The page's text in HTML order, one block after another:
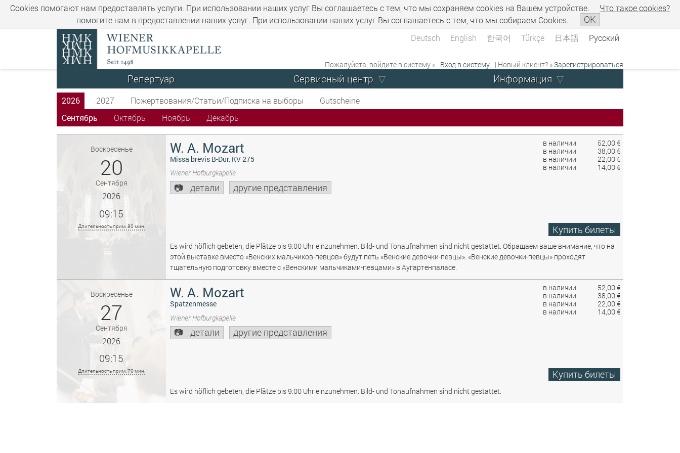
Cookies помогают нам предоставлять услуги. При использовании наших услуг Вы соглашаетесь с тем, что мы сохраняем сookies на Вашем устройстве.
Что такое сookies?
помогите нам в предоставлении наших услуг. При использовании наших услуг Вы соглашаетесь с тем, что мы собираем Cookies.
OK
Deutsch English 한국어 Türkçe 日本語 Русский
Пожалуйста, войдите в систему » Вход в систему | Новый клиент? »Зарегистрироваться
Репертуар Сервисный центр Информация
2026 2027 Пожертвования/Статьи/Подписка на выборы
Gutscheine
Сентябрь
Октябрь Ноябрь Декабрь
в наличии
52,00 €
в наличии
38,00 €
в наличии
22,00 €
в наличии
14,00 €
Воскресенье
20
Сентября
2026
09:15
Длительность прим. 80 мин.
W. A. Mozart
Missa brevis B-Dur, KV 275
Wiener Hofburgkapelle
детали другие представления
Купить билеты
Es wird höflich gebeten, die Plätze bis 9:00 Uhr einzunehmen. Bild- und Tonaufnahmen sind nicht gestattet. Обращаем ваше внимание, что на
этой выставке вместо «Венских мальчиков-певцов» будут петь «Венские девочки-певцы». «Венские девочки-певцы» проходят
тщательную подготовку вместе с «Венскими мальчиками-певцами» в Аугартенпаласе.
в наличии
52,00 €
в наличии
38,00 €
в наличии
22,00 €
в наличии
14,00 €
Воскресенье
27
Сентября
2026
09:15
Длительность прим. 70 мин.
W. A. Mozart
Spatzenmesse
Wiener Hofburgkapelle
детали другие представления
Купить билеты
Es wird höflich gebeten, die Plätze bis 9:00 Uhr einzunehmen. Bild- und Tonaufnahmen sind nicht gestattet.